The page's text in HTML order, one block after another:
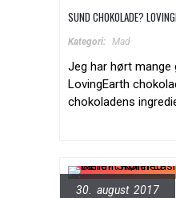
SUND CHOKOLADE?
Kategori: Mad
Jeg har hørt mange
LovingEarth
chokoladens
30. august 2017